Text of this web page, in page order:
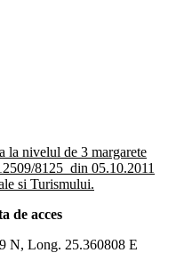
la nivelul de 3 margarete
8125 din 05.10.2011
si Turismului.
de acces
N, Long. 25.360808 E